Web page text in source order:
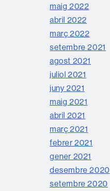
maig 2022
abril 2022
març 2022
setembre 2021
agost 2021
juliol 2021
juny 2021
maig 2021
abril 2021
març 2021
febrer 2021
gener 2021
desembre 2020
setembre 2020